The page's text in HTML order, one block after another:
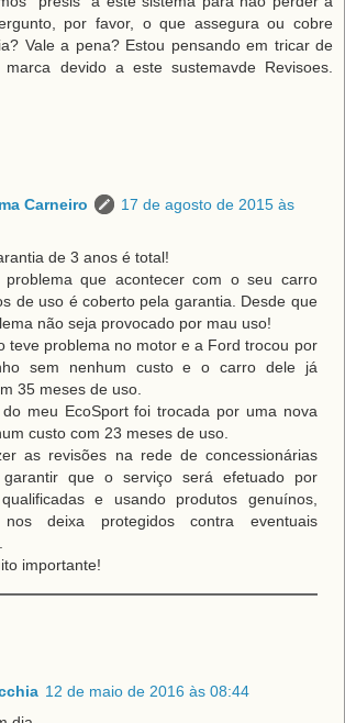
por favor, o que assegura ou cobre
Vale a pena? Estou pensando em tricar de
devido a este sustemavde Revisoes.
Carneiro
17 de agosto de 2015 às
de 3 anos é total!
problema que acontecer com o seu carro
de uso é coberto pela garantia. Desde que
não seja provocado por mau uso!
teve problema no motor e a Ford trocou por
sem nenhum custo e o carro dele já
35 meses de uso.
meu EcoSport foi trocada por uma nova
custo com 23 meses de uso.
as revisões na rede de concessionárias
que o serviço será efetuado por
e usando produtos genuínos,
nos deixa protegidos contra eventuais
importante!
12 de maio de 2016 às 08:44